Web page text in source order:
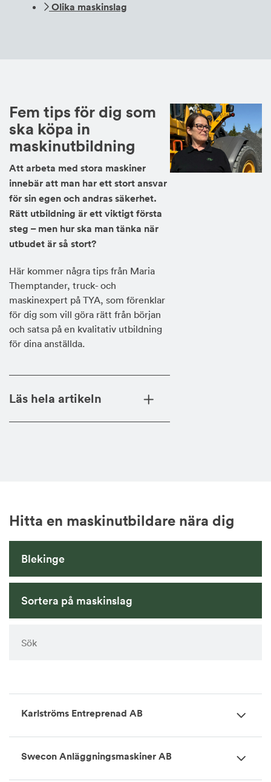
Olika maskinslag
Fem tips för dig som
ska köpa in
maskinutbildning
Att arbeta med stora maskiner
innebär att man har ett stort ansvar
för sin egen och andras säkerhet.
Rätt utbildning är ett viktigt första
steg – men hur ska man tänka när
utbudet är så stort?
Här kommer några tips från Maria
Themptander, truck- och
maskinexpert på TYA, som förenklar
för dig som vill göra rätt från början
och satsa på en kvalitativ utbildning
för dina anställda.
Läs hela artikeln
Hitta en maskinutbildare nära dig
Karlströms Entreprenad AB
Swecon Anläggningsmaskiner AB